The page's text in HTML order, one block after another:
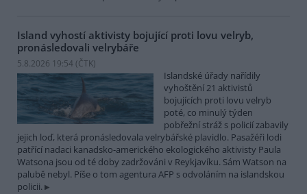
Island vyhostí aktivisty bojující proti lovu velryb,
pronásledovali velrybáře
5.8.2026 19:54 (ČTK)
Islandské úřady nařídily
vyhoštění 21 aktivistů
bojujících proti lovu velryb
poté, co minulý týden
pobřežní stráž s policií zabavily
jejich loď, která pronásledovala velrybářské plavidlo. Pasažéři lodi
patřící nadaci kanadsko-amerického ekologického aktivisty Paula
Watsona jsou od té doby zadržováni v Reykjavíku. Sám Watson na
palubě nebyl. Píše o tom agentura AFP s odvoláním na islandskou
policii.